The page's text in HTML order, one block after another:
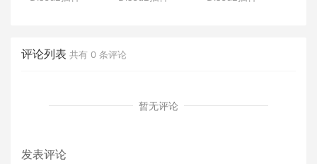
请带资料提交
义的灵活广告
评论列表 共有 0 条评论
暂无评论
发表评论